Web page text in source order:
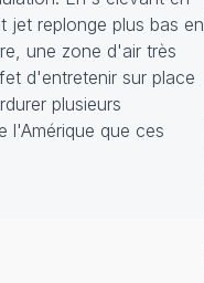
jet replonge plus bas en
une zone d'air très
d'entretenir sur place
plusieurs
l'Amérique que ces